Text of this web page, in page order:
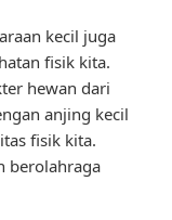
kecil juga
fisik kita.
hewan dari
anjing kecil
fisik kita.
berolahraga